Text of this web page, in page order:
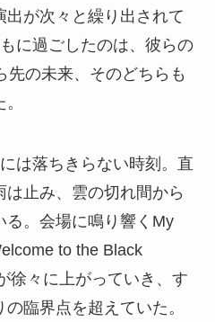
出が次々と繰り出されて
に過ごしたのは、彼らの
先の未来、そのどちらも
は落ちきらない時刻。直
止み、雲の切れ間から
る。会場に鳴り響くMy
to the Black
徐々に上がっていき、す
臨界点を超えていた。